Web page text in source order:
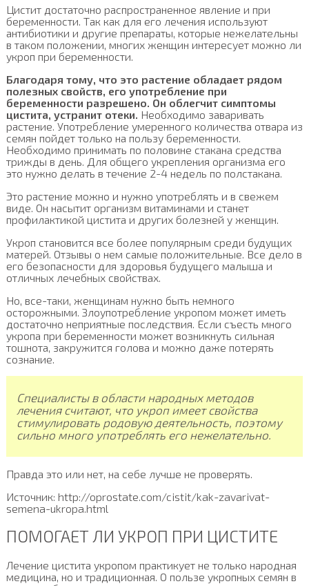
Цистит достаточно распространенное явление и при
беременности. Так как для его лечения используют
антибиотики и другие препараты, которые нежелательны
в таком положении, многих женщин интересует можно ли
укроп при беременности.
Благодаря тому, что это растение обладает рядом
полезных свойств, его употребление при
беременности разрешено. Он облегчит симптомы
цистита, устранит отеки. Необходимо заваривать
растение. Употребление умеренного количества отвара из
семян пойдет только на пользу беременности.
Необходимо принимать по половине стакана средства
трижды в день. Для общего укрепления организма его
это нужно делать в течение 2-4 недель по полстакана.
Это растение можно и нужно употреблять и в свежем
виде. Он насытит организм витаминами и станет
профилактикой цистита и других болезней у женщин.
Укроп становится все более популярным среди будущих
матерей. Отзывы о нем самые положительные. Все дело в
его безопасности для здоровья будущего малыша и
отличных лечебных свойствах.
Но, все-таки, женщинам нужно быть немного
осторожными. Злоупотребление укропом может иметь
достаточно неприятные последствия. Если съесть много
укропа при беременности может возникнуть сильная
тошнота, закружится голова и можно даже потерять
сознание.
Специалисты в области народных методов
лечения считают, что укроп имеет свойства
стимулировать родовую деятельность, поэтому
сильно много употреблять его нежелательно.
Правда это или нет, на себе лучше не проверять.
Источник: http://oprostate.com/cistit/kak-zavarivat-
semena-ukropa.html
ПОМОГАЕТ ЛИ УКРОП ПРИ ЦИСТИТЕ
Лечение цистита укропом практикует не только народная
медицина, но и традиционная. О пользе укропных семян в